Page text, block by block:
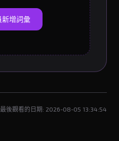
新增詞彙
最後觀看的日期: 2026-08-05 13:34:54